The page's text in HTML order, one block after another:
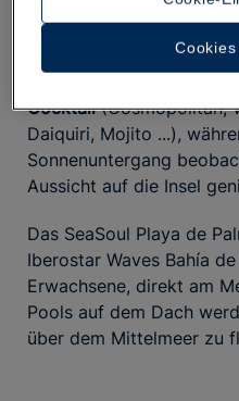
köstlichen GreenPower,
Ananas, Spinat, Gurke
Cocktail(Cosmopolitan,
Daiquiri, Mojito ...),
Sonnenuntergang
Aussicht auf die Insel
Das SeaSoul Playa de
Iberostar Waves Bahía
Erwachsene, direkt am
Pools auf dem Dach
über dem Mittelmeer zu